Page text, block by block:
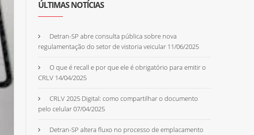
ÚLTIMAS NOTÍCIAS
Detran-SP abre consulta pública sobre nova
regulamentação do setor de vistoria veicular 11/06/2025
O que é recall e por que ele é obrigatório para emitir o
CRLV 14/04/2025
CRLV 2025 Digital: como compartilhar o documento
pelo celular07/04/2025
Detran-SP altera fluxo no processo de emplacamento